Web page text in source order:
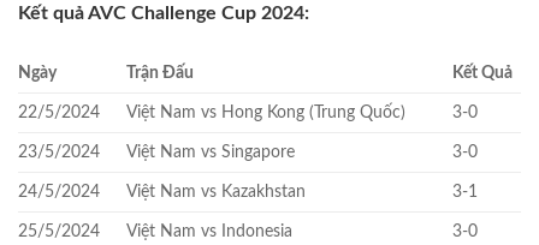
Kết quả AVC Challenge Cup 2024:
Ngày Trận Đấu Kết Quả
22/5/2024 Việt Nam vs Hong Kong (Trung Quốc) 3-0
23/5/2024 Việt Nam vs Singapore 3-0
24/5/2024 Việt Nam vs Kazakhstan 3-1
25/5/2024 Việt Nam vs Indonesia 3-0